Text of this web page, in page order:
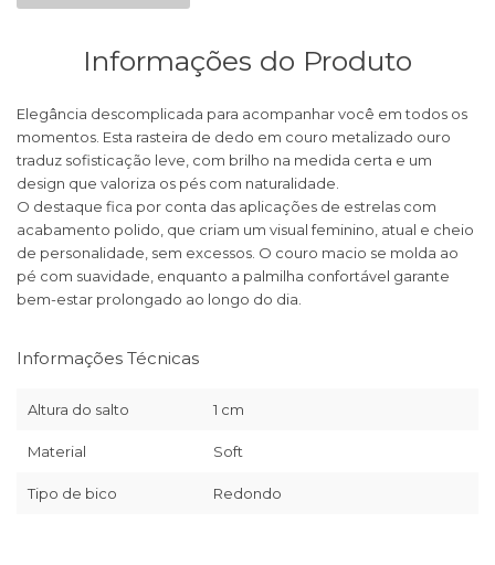
Informações do Produto
Elegância descomplicada para acompanhar você em todos os
momentos. Esta rasteira de dedo em couro metalizado ouro
traduz sofisticação leve, com brilho na medida certa e um
design que valoriza os pés com naturalidade.
O destaque fica por conta das aplicações de estrelas com
acabamento polido, que criam um visual feminino, atual e cheio
de personalidade, sem excessos. O couro macio se molda ao
pé com suavidade, enquanto a palmilha confortável garante
bem-estar prolongado ao longo do dia.
Informações Técnicas
Altura do salto 1 cm
Material Soft
Tipo de bico Redondo